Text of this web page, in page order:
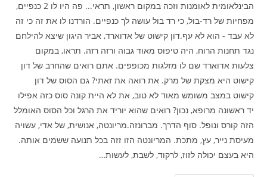
הבינלאומית לאומנות וזכה במקום ראשון, תראי... פה היו לו 2 כנפיים,
מפחיות של רד-בול, כי רד בול עושה לך כנפיים. הורדנו לו את זה כי זה
לא עבד - הוא לא עף.דון קישוט של אדוארד, אביר היגון שיצא להילחם
נגד תחנות הרוח, היה טיפוס מאוד גבוה ורזה רזה. תראו, במקום
צלעות אדוארד שם לו מזלגות מכופפים. אתם רואים שהחרב של דון
קישוט היא מצקת של מרק. את רואה את זאתי? גם הסוס של דון
קישוט במצב משומש מאוד לא טוב, את לא היית קונה סוס כזה אפילו
יד ראשונה מרופא, נכון? רואים שהוא יוריד את הרגל וכל הסוס האומלל
הזה קורס ונופל. סוף הדרך. מברונזה.מריונטה, אנושית, של אדי, עשויה
מעיסת נייר, עץ, מתכת. המריונטה הזו זזה בכל תנועה ששמים אותה.
היא בעצם יכולה לזוז, לרקוד, לשבת, לעשות…